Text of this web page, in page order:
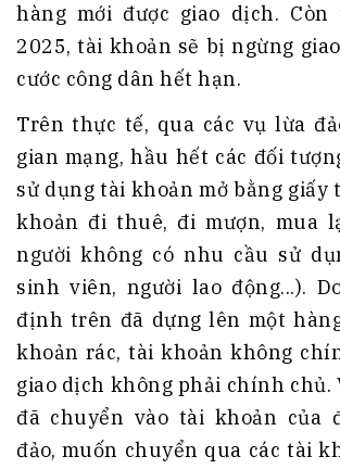
hàng mới được giao dịch.
2025, tài khoản sẽ bị ngừng
cước công dân hết hạn.
Trên thực tế, qua các vụ lừa
gian mạng, hầu hết các đối
sử dụng tài khoản mở bằng giấy
khoản đi thuê, đi mượn, mua
người không có nhu cầu sử
sinh viên, người lao động...).
định trên đã dựng lên một
khoản rác, tài khoản không
giao dịch không phải chính
đã chuyển vào tài khoản của
đảo, muốn chuyển qua các tài